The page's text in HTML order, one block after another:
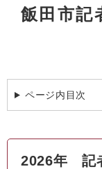
飯田市記
ページ内目次
2026年 記